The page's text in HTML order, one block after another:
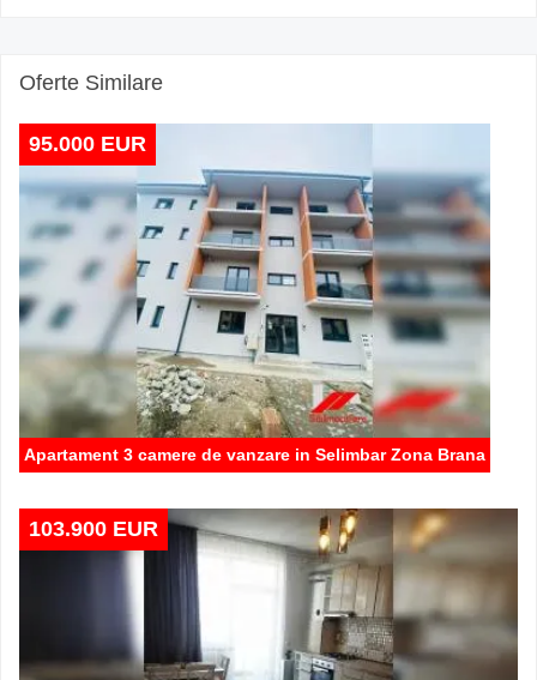
Oferte Similare
95.000 EUR
Apartament 3 camere de vanzare in Selimbar Zona Brana
103.900 EUR